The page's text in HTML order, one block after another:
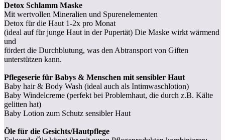
Detox Schlamm Maske
Mit wertvollen Mineralien und Spurenelementen
Detox für die Haut 1-2x pro Monat
(ideal auf für junge Haut in der Pupertät) Die Maske wirkt wärmend
und
fördert die Durchblutung, was den Abtransport von Giften
unterstützen kann.
Pflegeserie für Babys & Menschen mit sensibler Haut
Baby hair & Body Wash (ideal auch als Intimwaschlotion)
Baby Windelcreme (perfekt bei Problemhaut, die durch z.B. Kälte
gelitten hat)
Baby Lotion zum Schutz sensibler Haut
Öle für die Gesichts/Hautpflege